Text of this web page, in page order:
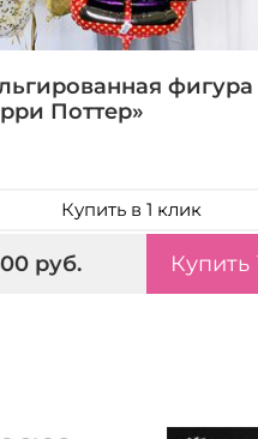
фигура
Поттер»
Купить в 1 клик
руб. Купить